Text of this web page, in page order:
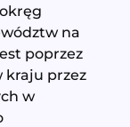
na
poprzez
kraju przez
w